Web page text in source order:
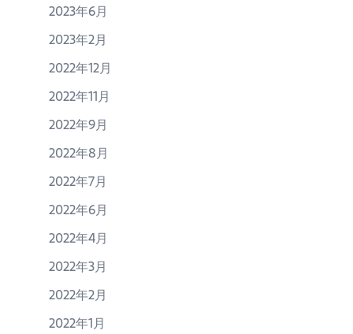
2023年6月
2023年2月
2022年12月
2022年11月
2022年9月
2022年8月
2022年7月
2022年6月
2022年4月
2022年3月
2022年2月
2022年1月